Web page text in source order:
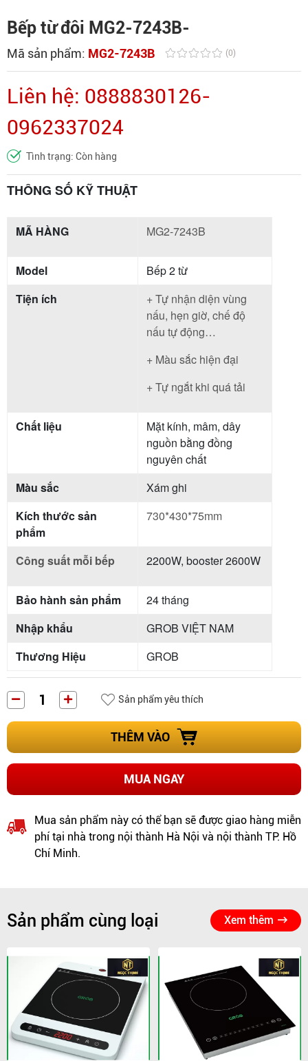
Bếp từ đôi MG2-7243B-
Mã sản phẩm: MG2-7243B (0)
Liên hệ: 0888830126-
0962337024
Tình trạng: Còn hàng
THÔNG SỐ KỸ THUẬT
MÃ HÀNG MG2-7243B
Model
Bếp 2 từ
Tiện ích
+ Tự nhận diện vùng
nấu, hẹn giờ, chế độ
nấu tự động…
+ Màu sắc hiện đại
+ Tự ngắt khi quá tải
Chất liệu
Mặt kính, mâm, dây
nguồn bằng đồng
nguyên chất
Màu sắc
Xám ghi
Kích thước sản
phẩm
730*430*75mm
Công suất mỗi bếp 2200W, booster 2600W
Bảo hành sản phẩm
24 tháng
Nhập khẩu
GROB VIỆT NAM
Thương Hiệu
GROB
Sản phẩm yêu thích
THÊM VÀO
MUA NGAY
Mua sản phẩm này có thể bạn sẽ được giao hàng miễn
phí tại nhà trong nội thành Hà Nội và nội thành TP. Hồ
Chí Minh.
Sản phẩm cùng loại Xem thêm